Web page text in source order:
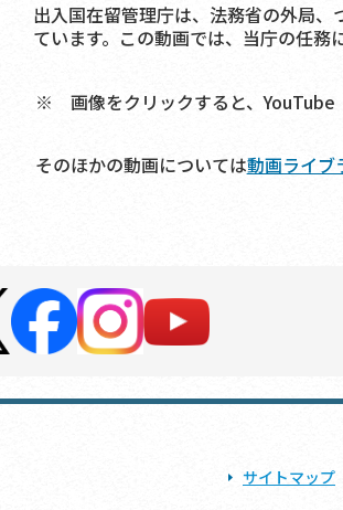
出入国在留管理庁は、法務省の外局
ています。この動画では、当庁の任務
※ 画像をクリックすると、YouTube
そのほかの動画については動画ライブ
サイトマップ